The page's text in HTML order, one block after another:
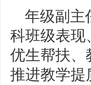
年级副主
科班级表
优生帮扶
推进教学